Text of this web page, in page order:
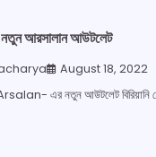
নতুন আরসালান আউটলেট
August 18, 2022
Arsalan- এর নতুন আউটলেট বিরিয়ানি